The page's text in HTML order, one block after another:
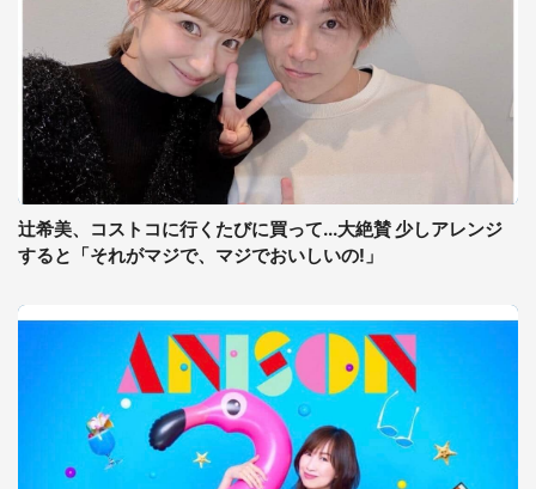
辻希美、コストコに行くたびに買って...大絶賛 少しアレンジ
すると「それがマジで、マジでおいしいの!」